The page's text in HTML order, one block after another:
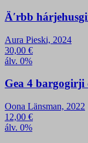
Äʹrbb
Aura Pieski, 2024
30,00 €
álv. 0%
Gea 4 bargogirji
Oona Länsman, 2022
12,00 €
álv. 0%